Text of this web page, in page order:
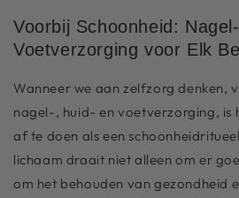
Voorbij Schoonheid:
Voetverzorging voor Elk
Wanneer we aan zelfzorg denken,
nagel-, huid- en voetverzorging, is
af te doen als een
lichaam draait niet alleen om er
om het behouden van gezondheid